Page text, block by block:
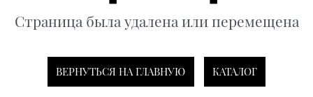
Страница была удалена или перемещена
ВЕРНУТЬСЯ НА ГЛАВНУЮ КАТАЛОГ